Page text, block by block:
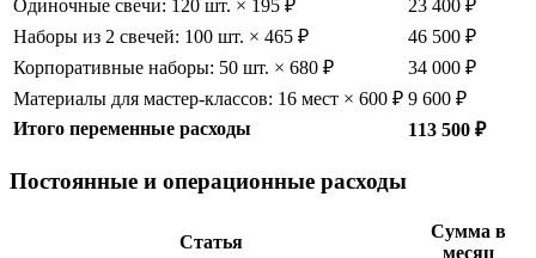
Одиночные свечи: 120 шт. × 195 ₽
23 400 ₽
Наборы из 2 свечей: 100 шт. × 465 ₽
46 500 ₽
Корпоративные наборы: 50 шт. × 680 ₽
34 000 ₽
Материалы для мастер-классов: 16 мест × 600 ₽ 9 600 ₽
Итого переменные расходы
113 500 ₽
Постоянные и операционные расходы
Статья
Сумма в
месяц